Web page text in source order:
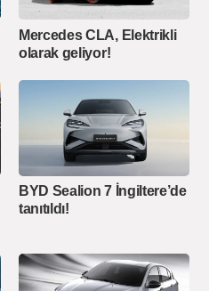
Mercedes CLA, Elektrikli
olarak geliyor!
BYD Sealion 7 İngiltere’de
tanıtıldı!